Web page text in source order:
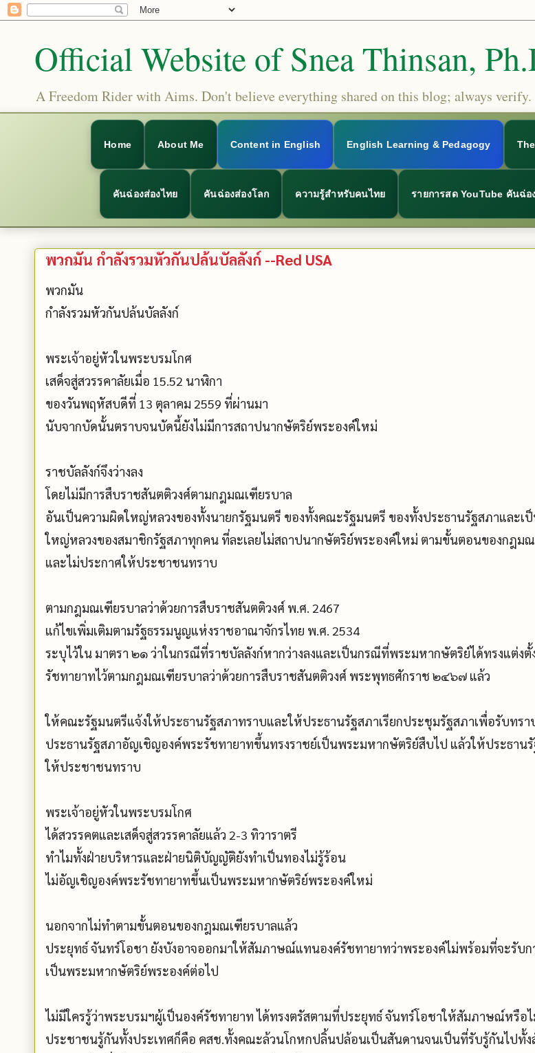
Official Website of Snea Thinsan,
A Freedom Rider with Aims. Don't believe everything shared on this blog; always verify.
Home About Me Content in English English Learning & Pedagogy
คันฉ่องส่องไทย คันฉ่องส่องโลก ความรู้สำหรับคนไทย รายการสด YouTube คันฉ่อ
พวกมัน กำลังรวมหัวกันปล้นบัลลังก์ --Red USA
พวกมัน
กำลังรวมหัวกันปล้นบัลลังก์
พระเจ้าอยู่หัวในพระบรมโกศ
เสด็จสู่สวรรคาลัยเมื่อ 15.52 นาฬิกา
ของวันพฤหัสบดีที่ 13 ตุลาคม 2559 ที่ผ่านมา
นับจากบัดนั้นตราบจนบัดนี้ยังไม่มีการสถาปนากษัตริย์พระองค์ใหม่
ราชบัลลังก์จึงว่างลง
โดยไม่มีการสืบราชสันตติวงศ์ตามกฎมณเฑียรบาล
อันเป็นความผิดใหญ่หลวงของทั้งนายกรัฐมนตรี ของทั้งคณะรัฐมนตรี ของทั้งประธานรัฐสภาและเ
ใหญ่หลวงของสมาชิกรัฐสภาทุกคน ที่ละเลยไม่สถาปนากษัตริย์พระองค์ใหม่ ตามขั้นตอนของกฎม
และไม่ประกาศให้ประชาชนทราบ
ตามกฎมณเฑียรบาลว่าด้วยการสืบราชสันตติวงศ์ พ.ศ. 2467
แก้ไขเพิ่มเติมตามรัฐธรรมนูญแห่งราชอาณาจักรไทย พ.ศ. 2534
ระบุไว้ใน มาตรา ๒๑ ว่าในกรณีที่ราชบัลลังก์หากว่างลงและเป็นกรณีที่พระมหากษัตริย์ได้ทรงแต่งตั้
รัชทายาทไว้ตามกฎมณเฑียรบาลว่าด้วยการสืบราชสันตติวงศ์ พระพุทธศักราช ๒๔๖๗ แล้ว
ให้คณะรัฐมนตรีแจ้งให้ประธานรัฐสภาทราบและให้ประธานรัฐสภาเรียกประชุมรัฐสภาเพื่อรับทรา
ประธานรัฐสภาอัญเชิญองค์พระรัชทายาทขึ้นทรงราชย์เป็นพระมหากษัตริย์สืบไป แล้วให้ประธาน
ให้ประชาชนทราบ
พระเจ้าอยู่หัวในพระบรมโกศ
ได้สวรรคตและเสด็จสู่สวรรคาลัยแล้ว 2-3 ทิวาราตรี
ทำไมทั้งฝ่ายบริหารและฝ่ายนิติบัญญัติยังทำเป็นทองไม่รู้ร้อน
ไม่อัญเชิญองค์พระรัชทายาทขึ้นเป็นพระมหากษัตริย์พระองค์ใหม่
นอกจากไม่ทำตามขั้นตอนของกฎมณเฑียรบาลแล้ว
ประยุทธ์ จันทร์โอชา ยังบังอาจออกมาให้สัมภาษณ์แทนองค์รัชทายาทว่าพระองค์ไม่พร้อมที่จะรับก
เป็นพระมหากษัตริย์พระองค์ต่อไป
ไม่มีใครรู้ว่าพระบรมฯผู้เป็นองค์รัชทายาท ได้ทรงตรัสตามที่ประยุทธ์ จันทร์โอชาให้สัมภาษณ์หรือ
ประชาชนรู้กันทั้งประเทศก็คือ คสช.ทั้งคณะล้วนโกหกปลิ้นปล้อนเป็นสันดานจนเป็นที่รับรู้กันไปทั้ง